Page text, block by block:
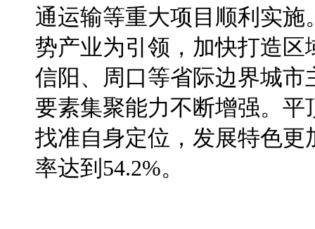
通运输等重大项目顺利实
势产业为引领，加快打造
信阳、周口等省际边界城
要素集聚能力不断增强。
找准自身定位，发展特色
率达到54.2%。